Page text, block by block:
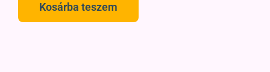
Kosárba teszem